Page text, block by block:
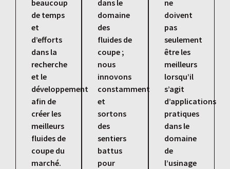
beaucoup
de temps
et
d’efforts
dans la
recherche
et le
développement
afin de
créer les
meilleurs
fluides de
coupe du
marché.
dans le
domaine
des
fluides de
coupe ;
nous
innovons
constamment
et
sortons
des
sentiers
battus
pour
ne
doivent
pas
seulement
être les
meilleurs
lorsqu’il
s’agit
d’applications
pratiques
dans le
domaine
de
l’usinage